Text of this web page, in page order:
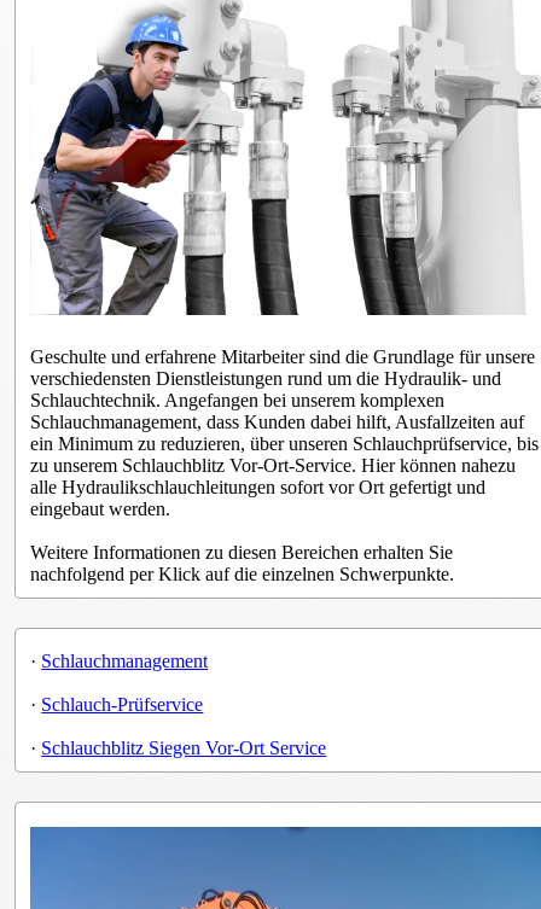
Geschulte und erfahrene Mitarbeiter sind die Grundlage für unsere
verschiedensten Dienstleistungen rund um die Hydraulik- und
Schlauchtechnik. Angefangen bei unserem komplexen
Schlauchmanagement, dass Kunden dabei hilft, Ausfallzeiten auf
ein Minimum zu reduzieren, über unseren Schlauchprüfservice, bis
zu unserem Schlauchblitz Vor-Ort-Service. Hier können nahezu
alle Hydraulikschlauchleitungen sofort vor Ort gefertigt und
eingebaut werden.
Weitere Informationen zu diesen Bereichen erhalten Sie
nachfolgend per Klick auf die einzelnen Schwerpunkte.
· Schlauchmanagement
· Schlauch-Prüfservice
· Schlauchblitz Siegen Vor-Ort Service